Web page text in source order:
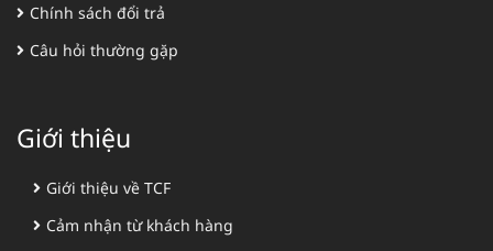
Chính sách đổi trả
Câu hỏi thường gặp
Giới thiệu
Giới thiệu về TCF
Cảm nhận từ khách hàng